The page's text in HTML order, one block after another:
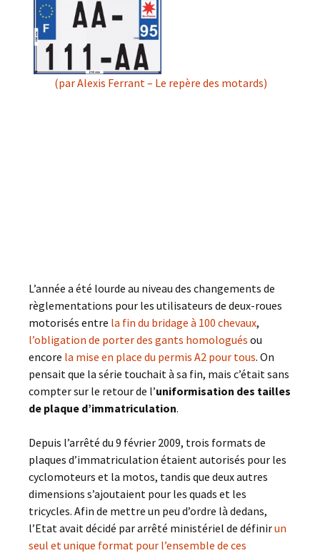
(par Alexis Ferrant – Le repère des motards)
L’année a été lourde au niveau des changements de
règlementations pour les utilisateurs de deux-roues
motorisés entre la fin du bridage à 100 chevaux,
l’obligation de porter des gants homologués ou
encore la mise en place du permis A2 pour tous. On
pensait que la série touchait à sa fin, mais c’était sans
compter sur le retour de l’uniformisation des tailles
de plaque d’immatriculation.
Depuis l’arrêté du 9 février 2009, trois formats de
plaques d’immatriculation étaient autorisés pour les
cyclomoteurs et la motos, tandis que deux autres
dimensions s’ajoutaient pour les quads et les
tricycles. Afin de mettre un peu d’ordre là dedans,
l’Etat avait décidé par arrêté ministériel de définirun
seul et unique format pour l’ensemble de ces